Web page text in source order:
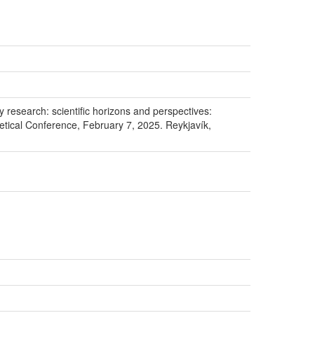
research: scientific horizons and perspectives:
Conference, February 7, 2025. Reykjavík,